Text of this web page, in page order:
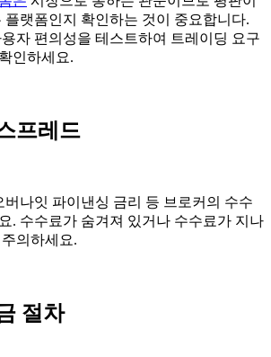
플랫폼인지 확인하는 것이 중요합니다.
자 편의성을 테스트하여 트레이딩 요구
인하세요.
프레드
버나잇 파이낸싱 금리 등 브로커의 수수
. 수수료가 숨겨져 있거나 수수료가 지나
의하세요.
절차